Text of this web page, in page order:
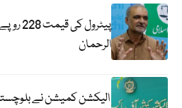
الرحمان